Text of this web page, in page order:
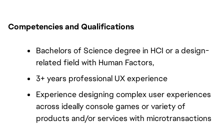
Competencies and Qualifications
Bachelors of Science degree in HCI or a design-
related field with Human Factors,
3+ years professional UX experience
Experience designing complex user experiences
across ideally console games or variety of
products and/or services with microtransactions